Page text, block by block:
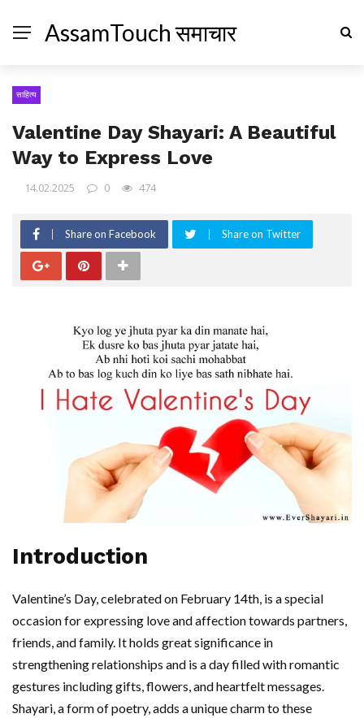
AssamTouch समाचार
साहित्य
Valentine Day Shayari: A Beautiful
Way to Express Love
14.02.2025 0 474
Share on Facebook Share on Twitter
Introduction
Valentine’s Day, celebrated on February 14th, is a special
occasion for expressing love and affection towards partners,
friends, and family. It holds great significance in
strengthening relationships and is a day filled with romantic
gestures including gifts, flowers, and heartfelt messages.
Shayari, a form of poetry, adds a unique charm to these